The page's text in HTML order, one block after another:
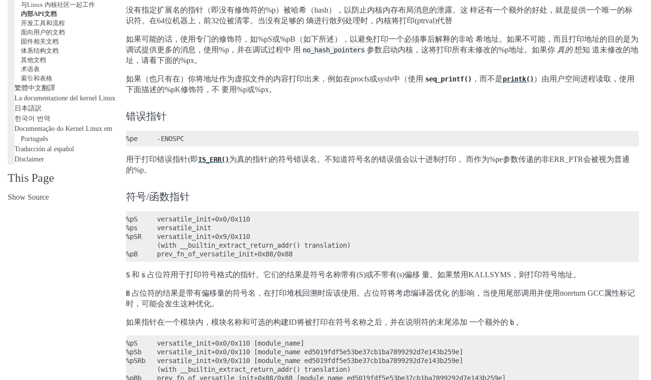
与Linux 内核社区一起工作
内部API文档
开发工具和流程
面向用户的文档
固件相关文档
体系结构文档
其他文档
术语表
索引和表格
繁體中文翻譯
La documentazione del kernel Linux
日本語訳
한국어 번역
Documentação do Kernel Linux em
Português
Traducción al español
Disclaimer
This Page
Show Source
没有指定扩展名的指针（即没有修饰符的%p）被哈希（hash），以防止内核内存布局消息的泄露。这 样还有一个额外的好处，就是提供一个唯一的标
识符。在64位机器上，前32位被清零。当没有足够的 熵进行散列处理时，内核将打印(ptrval)代替
如果可能的话，使用专门的修饰符，如%pS或%pB（如下所述），以避免打印一个必须事后解释的非哈 希地址。如果不可能，而且打印地址的目的是为
调试提供更多的消息，使用%p，并在调试过程中 用 no_hash_pointers 参数启动内核，这将打印所有未修改的%p地址。如果你 真的想知 道未修改的地
址，请看下面的%px。
如果（也只有在）你将地址作为虚拟文件的内容打印出来，例如在procfs或sysfs中（使用 seq_printf() ，而不是printk() ）由用户空间进程读取，使用
下面描述的%pK修饰符，不 要用%p或%px。
错误指针
用于打印错误指针(即IS_ERR()为真的指针)的符号错误名。不知道符号名的错误值会以十进制打印， 而作为%pe参数传递的非ERR_PTR会被视为普通
的%p。
符号/函数指针
%pS     versatile_init+0x0/0x110
%ps     versatile_init
%pSR    versatile_init+0x9/0x110
        (with __builtin_extract_return_addr() translation)
S 和 s 占位符用于打印符号格式的指针。它们的结果是符号名称带有(S)或不带有(s)偏移 量。如果禁用KALLSYMS，则打印符号地址。
B 占位符的结果是带有偏移量的符号名，在打印堆栈回溯时应该使用。占位符将考虑编译器优化 的影响，当使用尾部调用并使用noreturn GCC属性标记
时，可能会发生这种优化。
如果指针在一个模块内，模块名称和可选的构建ID将被打印在符号名称之后，并在说明符的末尾添加 一个额外的 b 。
%pS     versatile_init+0x0/0x110 [module_name]
%pSb    versatile_init+0x0/0x110 [module_name ed5019fdf5e53be37cb1ba7899292d7e143b259e]
%pSRb   versatile_init+0x9/0x110 [module_name ed5019fdf5e53be37cb1ba7899292d7e143b259e]
        (with __builtin_extract_return_addr() translation)